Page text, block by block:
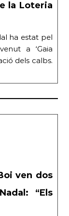
la Loteria
ha estat pel
a ‘Gaia
dels calbs.
ven dos
“Els